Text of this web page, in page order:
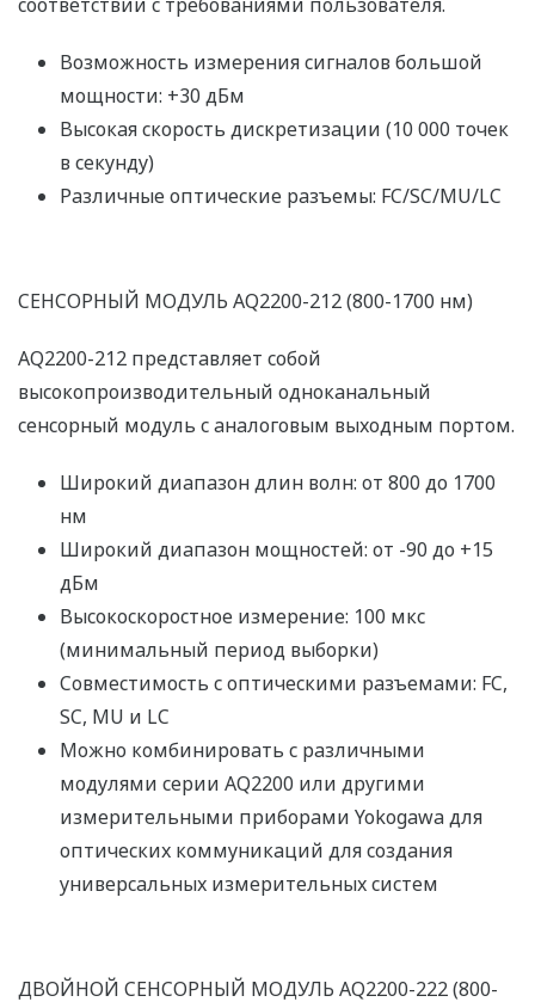
Возможность измерения сигналов большой
мощности: +30 дБм
Высокая скорость дискретизации (10 000 точек
в секунду)
Различные оптические разъемы: FC/SC/MU/LC
СЕНСОРНЫЙ МОДУЛЬ AQ2200-212 (800-1700 нм)
AQ2200-212 представляет собой
высокопроизводительный одноканальный
сенсорный модуль с аналоговым выходным портом.
Широкий диапазон длин волн: от 800 до 1700
нм
Широкий диапазон мощностей: от -90 до +15
дБм
Высокоскоростное измерение: 100 мкс
(минимальный период выборки)
Совместимость с оптическими разъемами: FC,
SC, MU и LC
Можно комбинировать с различными
модулями серии AQ2200 или другими
измерительными приборами Yokogawa для
оптических коммуникаций для создания
универсальных измерительных систем
ДВОЙНОЙ СЕНСОРНЫЙ МОДУЛЬ AQ2200-222 (800-